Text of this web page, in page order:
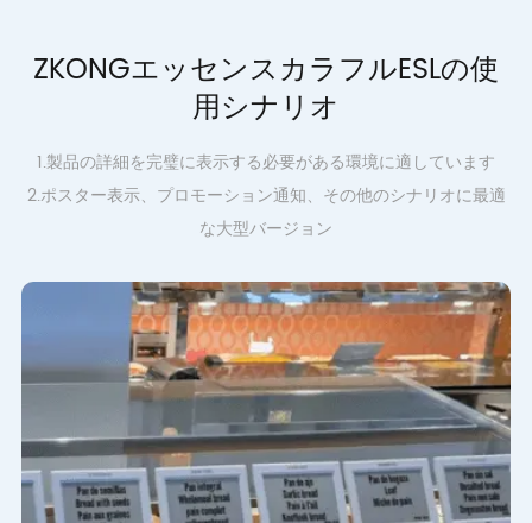
ZKONGエッセンスカラフルESLの使
用シナリオ
1.製品の詳細を完璧に表示する必要がある環境に適しています
2.ポスター表示、プロモーション通知、その他のシナリオに最適
な大型バージョン